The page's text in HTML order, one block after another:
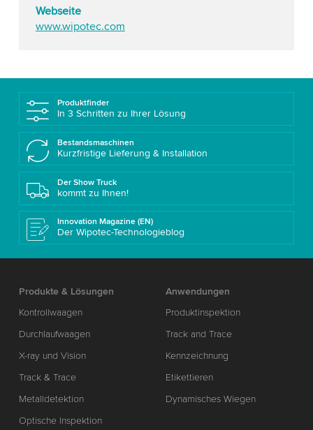
Webseite
www.wipotec.com
Produktfinder
In 3 Schritten zu Ihrer Lösung
Bestandsmaschinen
Kurzfristige Lieferung & Installation
Der Show Truck
kommt zu Ihnen!
Innovation Magazine (EN)
Der Wipotec-Technologieblog
Produkte & Lösungen
Kontrollwaagen
Durchlaufwaagen
X-ray und Vision
Track & Trace
Metalldetektion
Optische Inspektion
Anwendungen
Produktinspektion
Track and Trace
Kennzeichnung
Etikettieren
Dynamisches Wiegen